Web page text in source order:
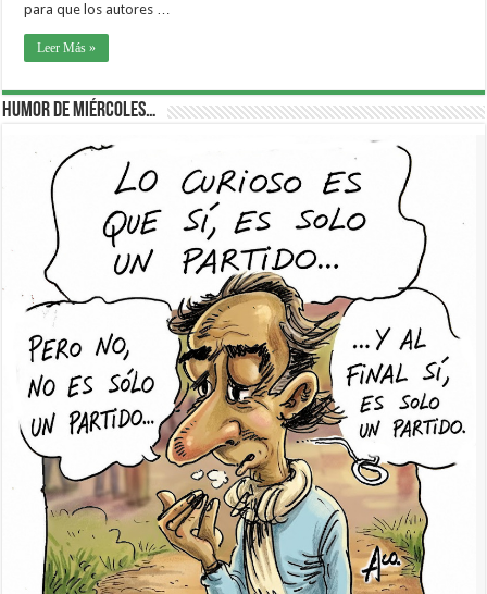
para que los autores …
Leer Más »
Humor de Miércoles…